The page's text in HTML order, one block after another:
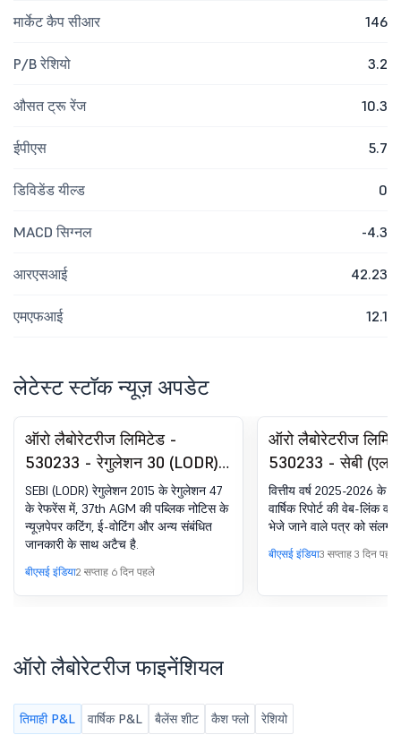
मार्केट कैप सीआर 146
P/B रेशियो 3.2
औसत ट्रू रेंज 10.3
ईपीएस 5.7
डिविडेंड यील्ड 0
MACD सिग्नल -4.3
आरएसआई 42.23
एमएफआई 12.1
लेटेस्ट स्टॉक न्यूज़ अपडेट
ऑरो लैबोरेटरीज लिमिटेड -
530233 - रेगुलेशन 30 (LODR)
के तहत घोषणा - न्यूज़पेपर
पब्लिकेशन
SEBI (LODR) रेगुलेशन 2015 के रेगुलेशन 47
के रेफरेंस में, 37th AGM की पब्लिक नोटिस के
न्यूज़पेपर कटिंग, ई-वोटिंग और अन्य संबंधित
जानकारी के साथ अटैच है.
बीएसई इंडिया2 सप्ताह 6 दिन पहले
ऑरो लैबोरेटरीज
530233 - सेबी
विनियम, 2015 के
वित्तीय वर्ष 2025-2026 के
वार्षिक रिपोर्ट की वेब-लिंक
भेजे जाने वाले पत्र को संलग्न
बीएसई इंडिया3 सप्ताह 3 दिन पहले
ऑरो लैबोरेटरीज फाइनेंशियल
तिमाही P&L वार्षिक P&L बैलेंस शीट कैश फ्लो रेशियो